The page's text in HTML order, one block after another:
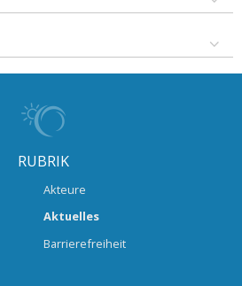
RUBRIK
Akteure
Aktuelles
Barrierefreiheit